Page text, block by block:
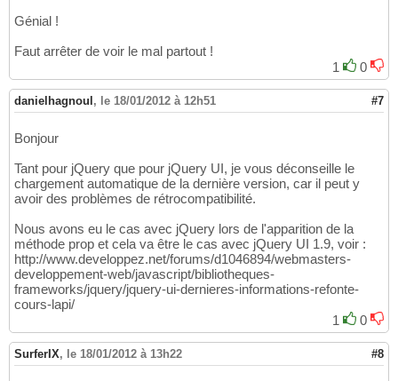
Génial !
Faut arrêter de voir le mal partout !
1
0
danielhagnoul , le 18/01/2012 à 12h51 #7
Bonjour
Tant pour jQuery que pour jQuery UI, je vous déconseille le
chargement automatique de la dernière version, car il peut y
avoir des problèmes de rétrocompatibilité.
Nous avons eu le cas avec jQuery lors de l'apparition de la
méthode prop et cela va être le cas avec jQuery UI 1.9, voir :
http://www.developpez.net/forums/d1046894/webmasters-
developpement-web/javascript/bibliotheques-
frameworks/jquery/jquery-ui-dernieres-informations-refonte-
cours-lapi/
1
0
SurferIX, le 18/01/2012 à 13h22 #8